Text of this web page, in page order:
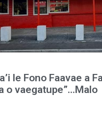
le Fono Faavae a
o vaegatupe”…Malo